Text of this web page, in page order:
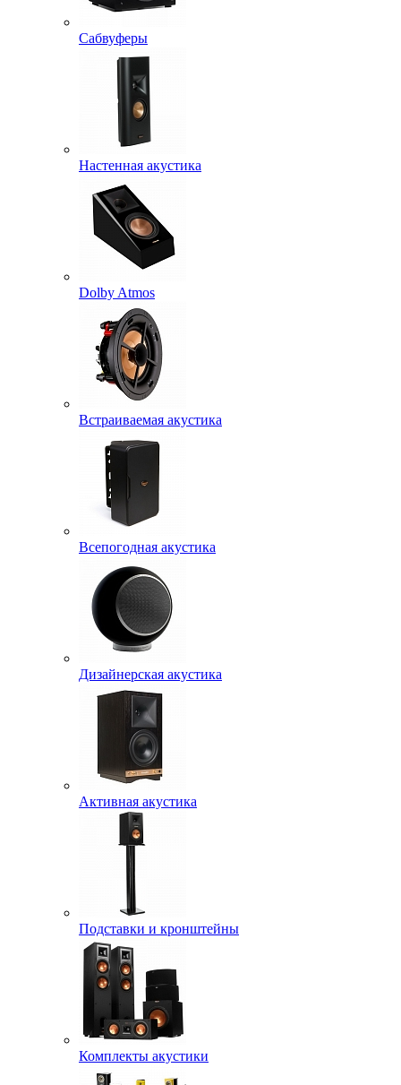
Сабвуферы
Настенная акустика
Dolby Atmos
Встраиваемая акустика
Всепогодная акустика
Дизайнерская акустика
Активная акустика
Подставки и кронштейны
Комплекты акустики